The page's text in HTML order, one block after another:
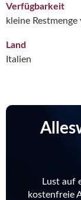
Verfügbarkeit
kleine
Land
Italien
Lust auf
kostenfreie